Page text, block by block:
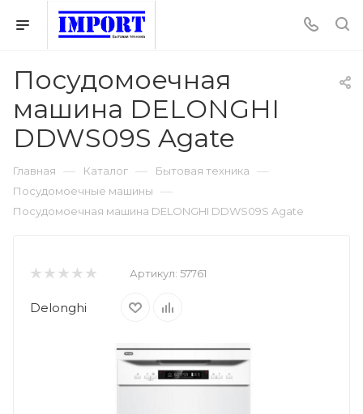
Посудомоечная
машина DELONGHI
DDWS09S Agate
Главная — Каталог — Бытовая техника —
Посудомоечные машины —
Посудомоечная машина DELONGHI DDWS09S Agate
Артикул: 57761
Delonghi